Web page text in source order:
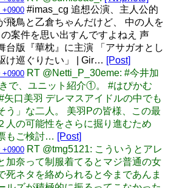
+0900 #imas_cg 追想公演、主人公的
飛鳥と乙倉ちゃんだけど、 中の人を
案件を思い出すんですよねえ 声
台版『華枕』に主演 「アサガオとし
け巡ぐりたい」 | Gir… [Post]
+0900 RT @Netti_P_30eme: #今井加
で、ユニット紹介①。 #はぴかむ
矢口美羽 デレマスアイドルの中でも
う」な二人。 美羽Pの皆様、この最
人の可能性をさらに掘り進むため
もご検討… [Post]
+0900 RT @tmg5121: こういうとアレ
加奈って制服着てるとマジ普通の女
死ネタを絡められると今まであんま